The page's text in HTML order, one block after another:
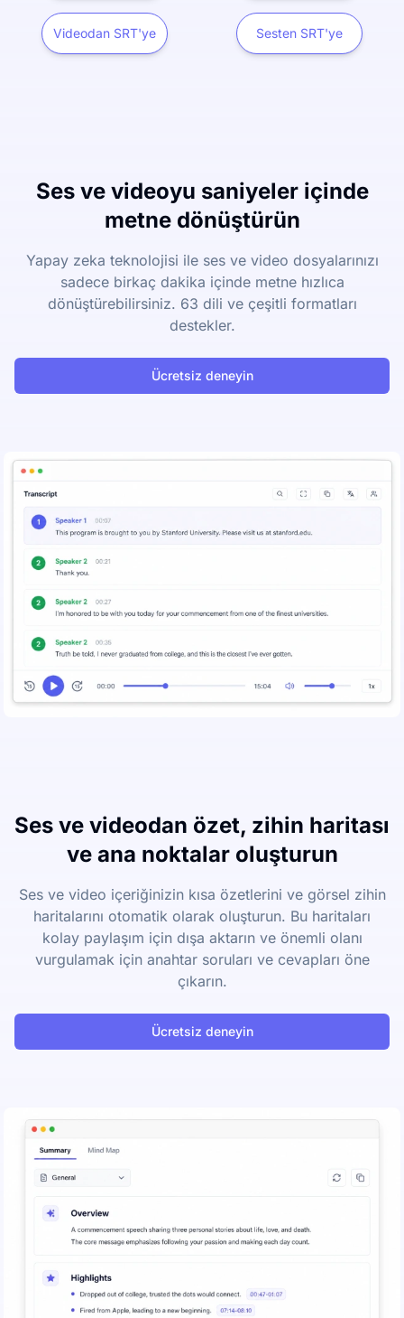
Videodan SRT'ye Sesten SRT'ye
Ses ve videoyu saniyeler içinde
metne dönüştürün
Yapay zeka teknolojisi ile ses ve video dosyalarınızı
sadece birkaç dakika içinde metne hızlıca
dönüştürebilirsiniz. 63 dili ve çeşitli formatları
destekler.
Ücretsiz deneyin
Ses ve videodan özet, zihin haritası
ve ana noktalar oluşturun
Ses ve video içeriğinizin kısa özetlerini ve görsel zihin
haritalarını otomatik olarak oluşturun. Bu haritaları
kolay paylaşım için dışa aktarın ve önemli olanı
vurgulamak için anahtar soruları ve cevapları öne
çıkarın.
Ücretsiz deneyin